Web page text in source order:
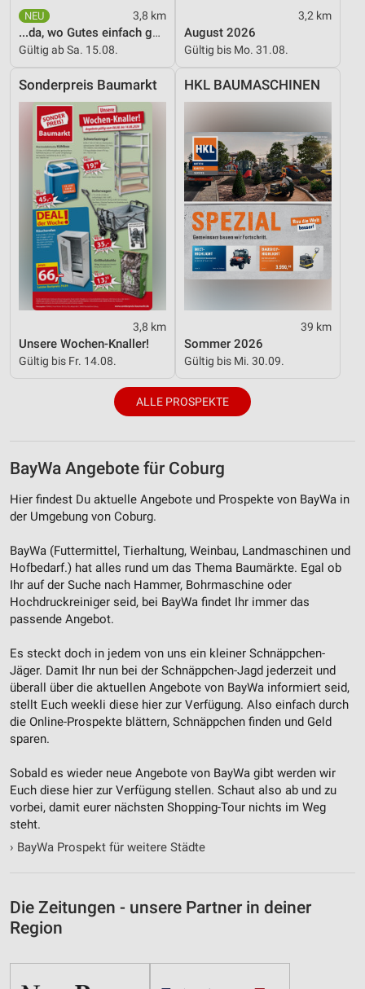
3,8 km
...da, wo Gutes einfach günstiger ist!
Gültig ab Sa. 15.08.
3,2 km
August 2026
Gültig bis Mo. 31.08.
Sonderpreis Baumarkt
3,8 km
Unsere Wochen-Knaller!
Gültig bis Fr. 14.08.
HKL BAUMASCHINEN
39 km
Sommer 2026
Gültig bis Mi. 30.09.
ALLE PROSPEKTE
BayWa Angebote für Coburg
Hier findest Du aktuelle Angebote und Prospekte von BayWa in
der Umgebung von Coburg.
BayWa (Futtermittel, Tierhaltung, Weinbau, Landmaschinen und
Hofbedarf.) hat alles rund um das Thema Baumärkte. Egal ob
Ihr auf der Suche nach Hammer, Bohrmaschine oder
Hochdruckreiniger seid, bei BayWa findet Ihr immer das
passende Angebot.
Es steckt doch in jedem von uns ein kleiner Schnäppchen-
Jäger. Damit Ihr nun bei der Schnäppchen-Jagd jederzeit und
überall über die aktuellen Angebote von BayWa informiert seid,
stellt Euch weekli diese hier zur Verfügung. Also einfach durch
die Online-Prospekte blättern, Schnäppchen finden und Geld
sparen.
Sobald es wieder neue Angebote von BayWa gibt werden wir
Euch diese hier zur Verfügung stellen. Schaut also ab und zu
vorbei, damit eurer nächsten Shopping-Tour nichts im Weg
steht.
› BayWa Prospekt für weitere Städte
Die Zeitungen - unsere Partner in deiner
Region
Verwendung von Profilen zur Auswahl
personalisierter Werbung
Erstellung von Profilen zur Personalisierung
von Inhalten
Verwendung von Profilen zur Auswahl
personalisierter Inhalte
Messung der Werbeleistung
Messung der Performance von Inhalten
Analyse von Zielgruppen durch Statistiken oder
Kombinationen von Daten aus verschiedenen
Quellen
Entwicklung und Verbesserung der Angebote
Verwendung reduzierter Daten zur Auswahl von
Inhalten
Verwendung genauer Standortdaten
Nicht-IAB-Verarbeitungszwecke:
Notwendig
Funktional
Werbung